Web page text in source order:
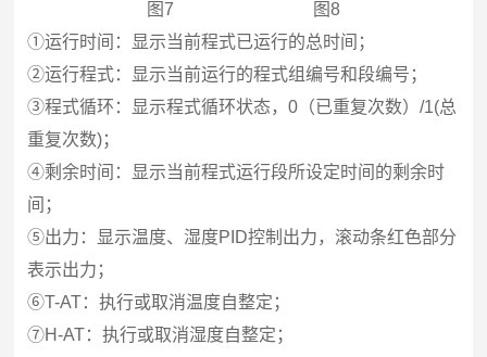
图7 图8
①运行时间：显示当前程式已运行的总时间；
②运行程式： 显示当前运行的程式组编号和段编号 ；
③程式循环：显示程式循环状态，0（已重复次数）/1(总
重复次数)；
④剩余时间：显示当前程式运行段所设定时间的剩余时
间；
⑤出力：显示温度、湿度PID控制出力，滚动条红色部分
表示出力；
⑥T-AT：执行或取消温度自整定；
⑦H-AT：执行或取消湿度自整定；